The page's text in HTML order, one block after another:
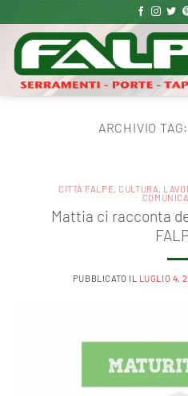
ai
contenuti
ARCHIVIO TAG:
CITTÀ FALPE, CULTURA,
Mattia ci racconta
PUBBLICATO IL LUGLIO 4,